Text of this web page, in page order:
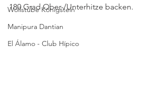
Wollstube Königstein
Manipura Dantian
El Álamo - Club Hípico
180 Grad Ober-/Unterhitze backen.